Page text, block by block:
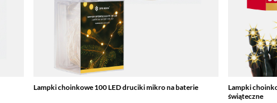
Lampki choinkowe 100 LED druciki mikro na baterie
Lampki
świąteczne